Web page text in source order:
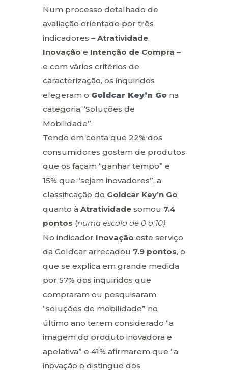
Num processo detalhado de
avaliação orientado por três
indicadores – Atratividade,
Inovação e Intenção de Compra –
e com vários critérios de
caracterização, os inquiridos
elegeram o Goldcar Key’n Go na
categoria “Soluções de
Mobilidade”.
Tendo em conta que 22% dos
consumidores gostam de produtos
que os façam “ganhar tempo” e
15% que “sejam inovadores”, a
classificação do Goldcar Key’n Go
quanto à Atratividade somou 7.4
pontos (numa escala de 0 a 10).
No indicador Inovação este serviço
da Goldcar arrecadou 7.9 pontos, o
que se explica em grande medida
por 57% dos inquiridos que
compraram ou pesquisaram
“soluções de mobilidade” no
último ano terem considerado “a
imagem do produto inovadora e
apelativa” e 41% afirmarem que “a
inovação o distingue dos